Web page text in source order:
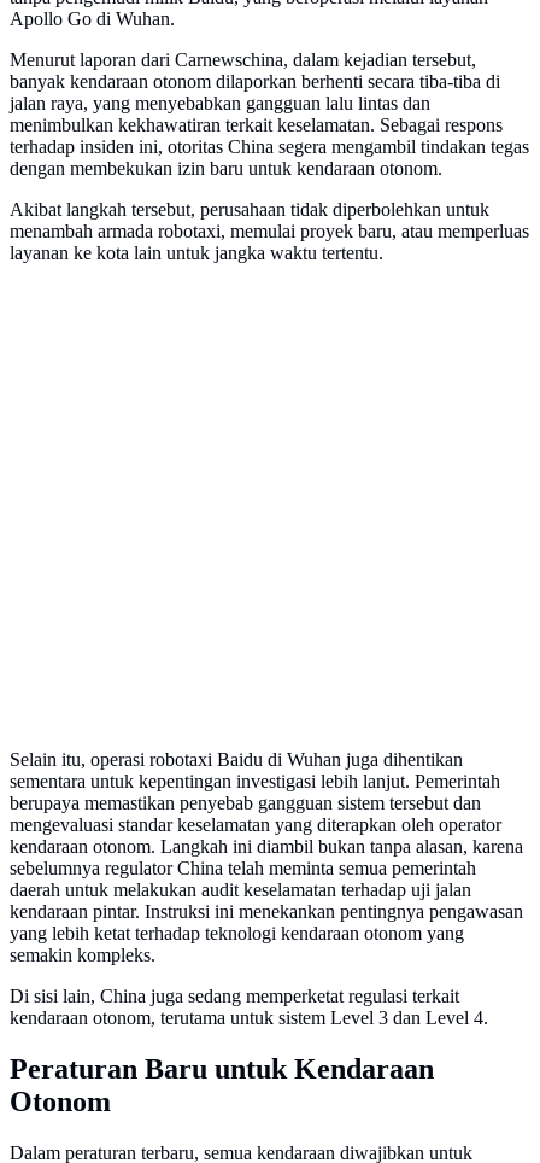
Apollo Go di Wuhan.
Menurut laporan dari Carnewschina, dalam kejadian tersebut,
banyak kendaraan otonom dilaporkan berhenti secara tiba-tiba di
jalan raya, yang menyebabkan gangguan lalu lintas dan
menimbulkan kekhawatiran terkait keselamatan. Sebagai respons
terhadap insiden ini, otoritas China segera mengambil tindakan tegas
dengan membekukan izin baru untuk kendaraan otonom.
Akibat langkah tersebut, perusahaan tidak diperbolehkan untuk
menambah armada robotaxi, memulai proyek baru, atau memperluas
layanan ke kota lain untuk jangka waktu tertentu.
Selain itu, operasi robotaxi Baidu di Wuhan juga dihentikan
sementara untuk kepentingan investigasi lebih lanjut. Pemerintah
berupaya memastikan penyebab gangguan sistem tersebut dan
mengevaluasi standar keselamatan yang diterapkan oleh operator
kendaraan otonom. Langkah ini diambil bukan tanpa alasan, karena
sebelumnya regulator China telah meminta semua pemerintah
daerah untuk melakukan audit keselamatan terhadap uji jalan
kendaraan pintar. Instruksi ini menekankan pentingnya pengawasan
yang lebih ketat terhadap teknologi kendaraan otonom yang
semakin kompleks.
Di sisi lain, China juga sedang memperketat regulasi terkait
kendaraan otonom, terutama untuk sistem Level 3 dan Level 4.
Peraturan Baru untuk Kendaraan
Otonom
Dalam peraturan terbaru, semua kendaraan diwajibkan untuk